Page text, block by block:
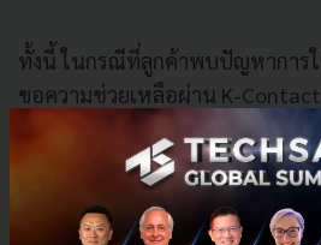
ทั้งนี้ ในกรณีที่ลูกค้าพบปัญหาการ
ขอความช่วยเหลือผ่าน K-
หรือ Boonterm Call Center
kbank k-plus ตู้บุญเติม Forth